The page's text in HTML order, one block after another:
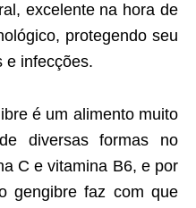
excelente na hora de
protegendo seu
e infecções.
é um alimento muito
diversas formas no
C e vitamina B6, e por
gengibre faz com que